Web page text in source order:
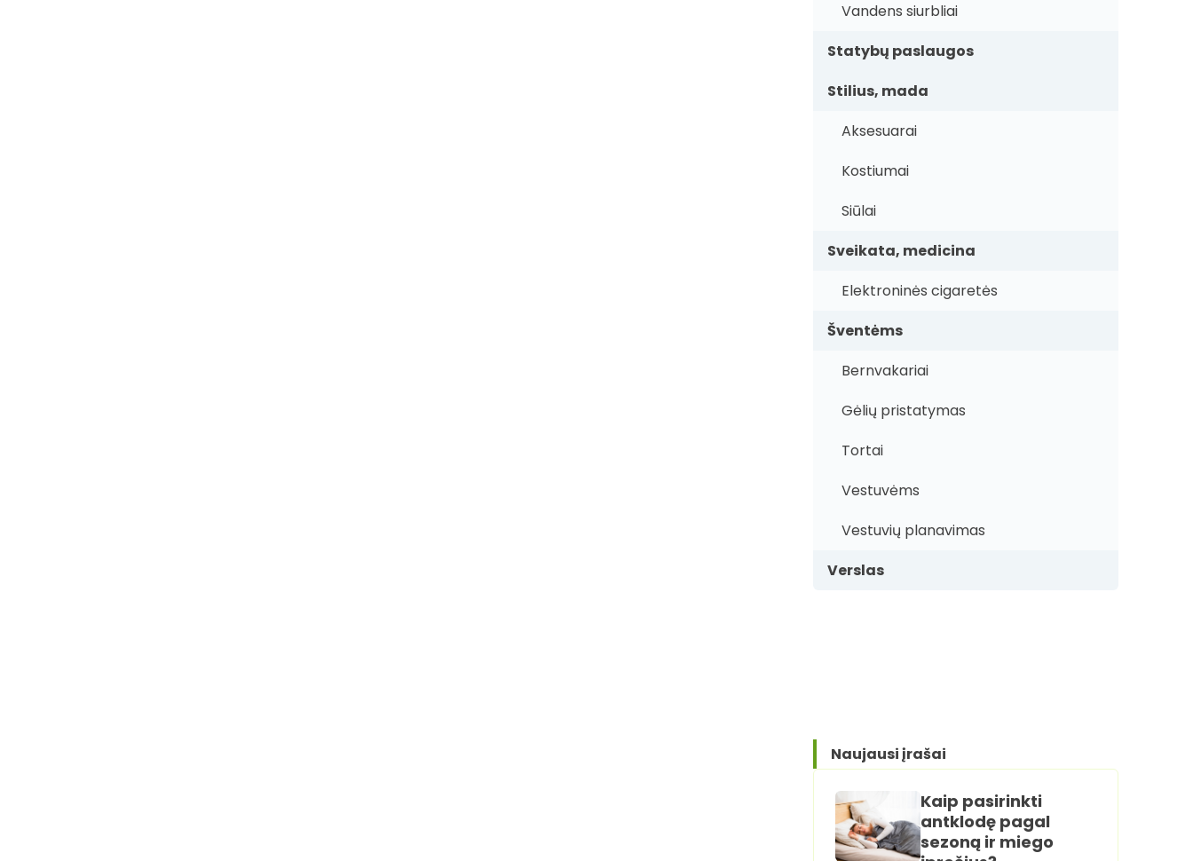
Vandens siurbliai
Statybų paslaugos
Stilius, mada
Aksesuarai
Kostiumai
Siūlai
Sveikata, medicina
Elektroninės cigaretės
Šventėms
Bernvakariai
Gėlių pristatymas
Tortai
Vestuvėms
Vestuvių planavimas
Verslas
Naujausi įrašai
Kaip pasirinkti
antklodę pagal
sezoną ir miego